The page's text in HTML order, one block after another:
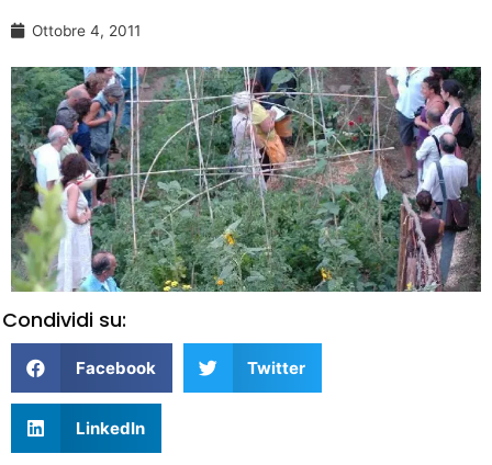
Ottobre 4, 2011
Condividi su:
Facebook Twitter
LinkedIn